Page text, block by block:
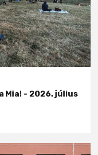
Mia! – 2026. július